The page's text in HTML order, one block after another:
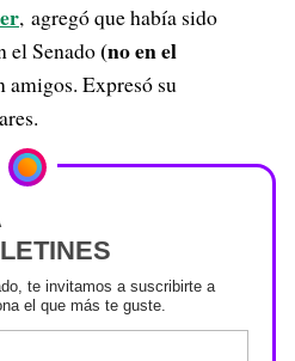
, agregó que había sido
el Senado(no en el
amigos. Expresó su
te invitamos a suscribirte a
el que más te guste.